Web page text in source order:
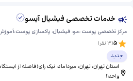
خدمات تخصصی فیشیال آیسو
مرکز تخصصی پوست ،مو، فیشیال، پاکسازی
5
(
3نفر)
جدید
واحد۱۱